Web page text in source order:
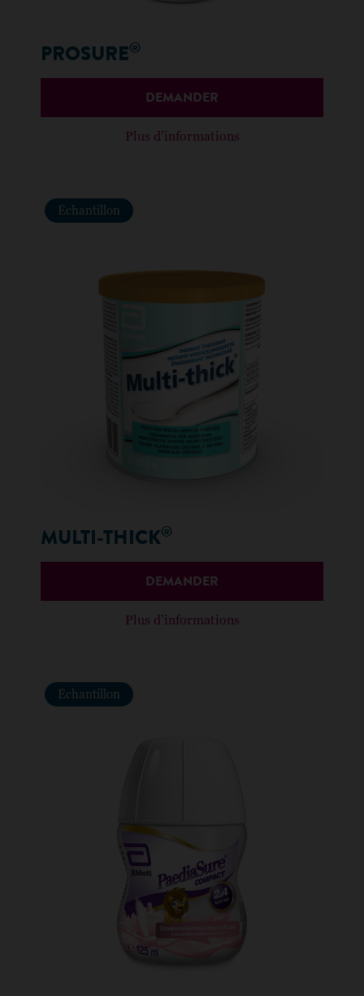
PROSURE®
DEMANDER
Plus d’informations
Échantillon
MULTI-THICK®
DEMANDER
Plus d’informations
Échantillon